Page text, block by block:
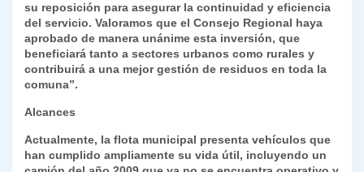
su reposición para asegurar la continuidad y eficiencia
del servicio. Valoramos que el Consejo Regional haya
aprobado de manera unánime esta inversión, que
beneficiará tanto a sectores urbanos como rurales y
contribuirá a una mejor gestión de residuos en toda la
comuna”.
Alcances
Actualmente, la flota municipal presenta vehículos que
han cumplido ampliamente su vida útil, incluyendo un